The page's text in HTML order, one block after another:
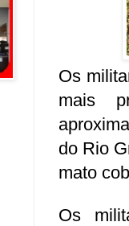
Os
mais
do Rio
mato
Os